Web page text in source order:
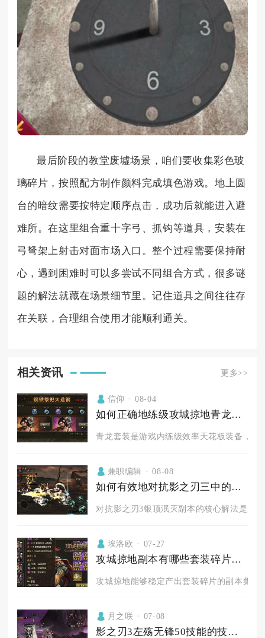
最后阶段的教堂废墟场景，咱们要收集彩色玻
璃碎片，按照配方制作颜料完成填色游戏。地上圆
台的暗纹需要按特定顺序点击，成功后就能进入避
难所。在这里组合重十字弓、抓钩等道具，安装在
弓弩架上射击对面市场入口。整个过程需要保持耐
心，遇到困难时可以多尝试不同组合方式，很多谜
题的解法就藏在场景细节里。记住道具之间往往存
在关联，合理组合使用才能顺利通关。
相关资讯 更多>>
信仰 08-04
如何正确地练级攻城掠地青龙套装
青龙套装是游戏内练级效率天花板装备，核
兼职编辑 08-08
如何有效地对抗影之刃三中的银顶泯灭
对抗影之刃3银顶泯灭副本的核心解法是以
埃洛欧 07-27
攻城掠地副本有哪些套装碎片掉落
攻城掠地能够稳定产出套装碎片的副本集中
月之咲 07-08
影之刃3左殇无锋50技能的技能搭配策略是什么